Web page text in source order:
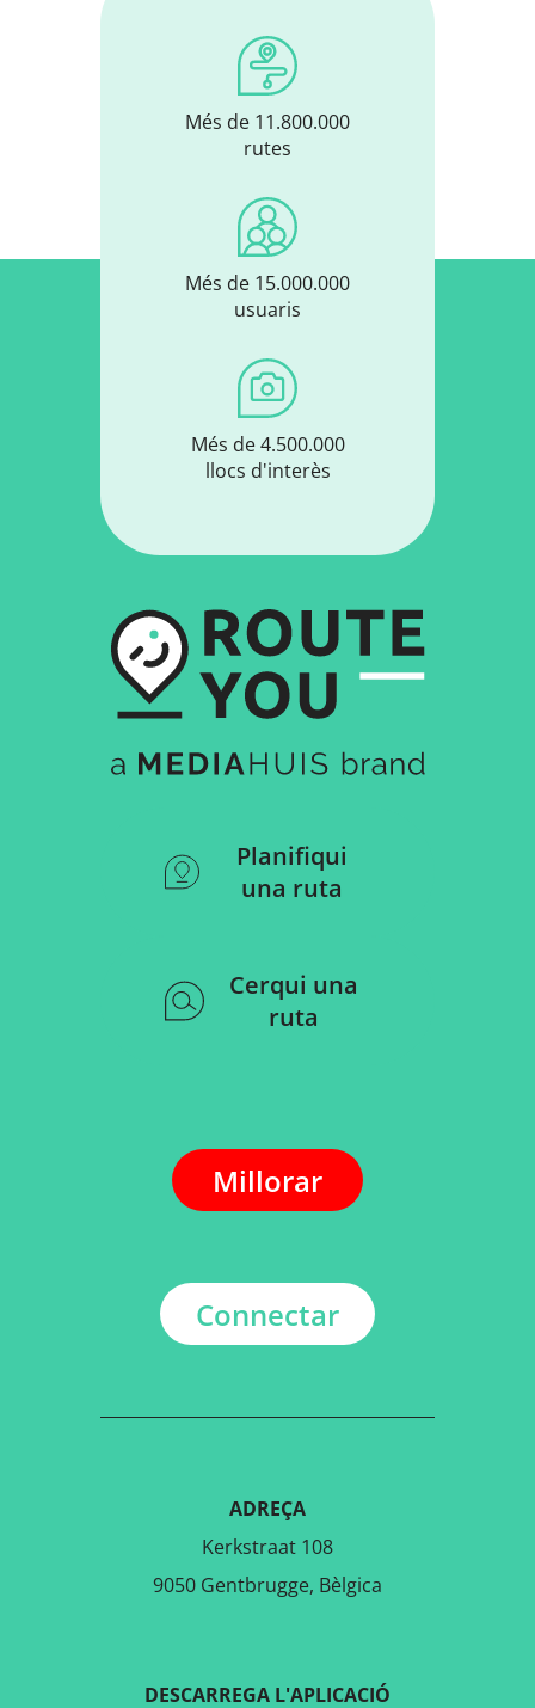
Més de 11.800.000
rutes
Més de 15.000.000
usuaris
Més de 4.500.000
llocs d'interès
Planifiqui
una ruta
Cerqui una
ruta
Millorar
Connectar
ADREÇA
Kerkstraat 108
9050 Gentbrugge, Bèlgica
DESCARREGA L'APLICACIÓ